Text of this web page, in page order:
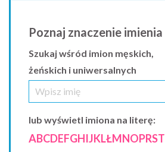
Poznaj znaczenie imienia
Szukaj wśród imion męskich,
żeńskich i uniwersalnych
lub wyświetl imiona na literę:
ABCDEFGHIJKLŁMNOPRST